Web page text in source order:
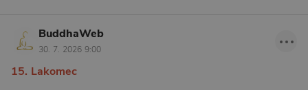
BuddhaWeb
30. 7. 2026 9:00
15. Lakomec